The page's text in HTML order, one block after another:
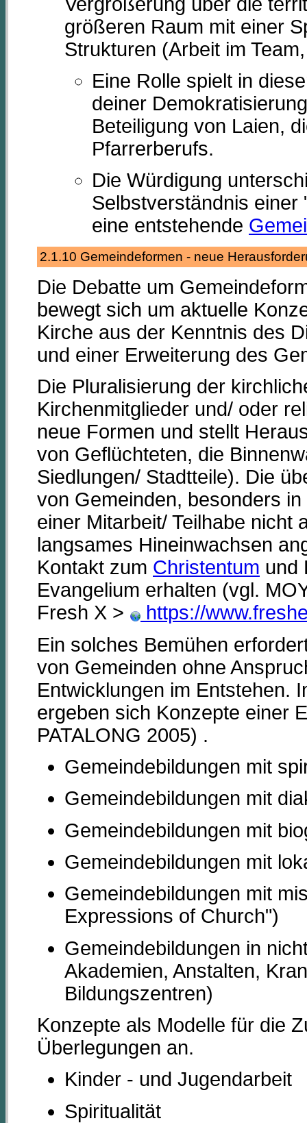
größeren Raum mit einer
Strukturen (Arbeit im
Eine Rolle spielt in
deiner
Beteiligung von Laien,
Pfarrerberufs.
Die Würdigung
Selbstverständnis
eine entstehende
2.1.10 Gemeindeformen - neue
Die Debatte um
bewegt sich um aktuelle
Kirche aus der Kenntnis des
und einer Erweiterung des
Die Pluralisierung der
Kirchenmitglieder und/ oder
neue Formen und stellt
von Geflüchteten, die
Siedlungen/ Stadtteile). Die
von Gemeinden, besonders
einer Mitarbeit/ Teilhabe nicht
langsames Hineinwachsen
Kontakt zum Christentum und
Evangelium erhalten (vgl.
Fresh X >
https://
Ein solches Bemühen
von Gemeinden ohne
Entwicklungen im Entstehen.
ergeben sich Konzepte einer
PATALONG 2005) .
Gemeindebildungen mit
Gemeindebildungen mit
Gemeindebildungen mit
Gemeindebildungen mit
Gemeindebildungen mit
Expressions of Church")
Gemeindebildungen in
Akademien, Anstalten,
Bildungszentren)
Konzepte als Modelle für die
Überlegungen an.
Kinder - und Jugendarbeit
Spiritualität